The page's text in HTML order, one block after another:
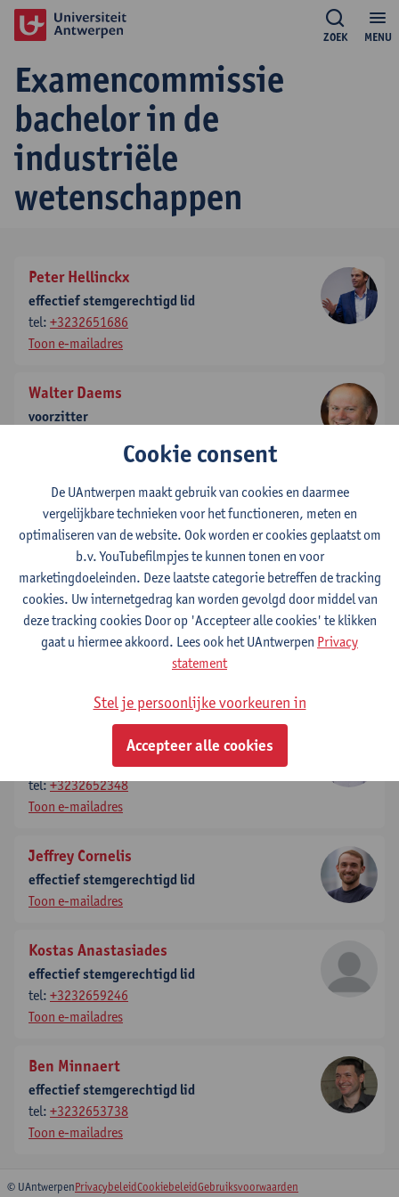
MENU
ZOEK
Examencommissie
bachelor in de
industriële
wetenschappen
Peter Hellinckx
effectief stemgerechtigd lid
tel: +3232651686
Toon e-mailadres
Walter Daems
voorzitter
Gunther Steenackers
plaatsvervangend secretaris
+3232651908
Toon e-mailadres
Iris Cornet
secretaris
Jonas Hereijgers
plaatsvervangend voorzitter
tel:+3232652348
Toon e-mailadres
Jeffrey Cornelis
effectief stemgerechtigd lid
Toon e-mailadres
Kostas Anastasiades
effectief stemgerechtigd lid
tel: +3232659246
Toon e-mailadres
Ben Minnaert
effectief stemgerechtigd lid
tel: +3232653738
Toon e-mailadres
© UAntwerpenPrivacybeleidCookiebeleidGebruiksvoorwaarden
Cookie consent
De UAntwerpen maakt gebruik van cookies en daarmee
vergelijkbare technieken voor het functioneren, meten en
optimaliseren van de website. Ook worden er cookies geplaatst om
b.v. YouTubefilmpjes te kunnen tonen en voor
marketingdoeleinden. Deze laatste categorie betreffen de tracking
cookies. Uw internetgedrag kan worden gevolgd door middel van
deze tracking cookies Door op 'Accepteer alle cookies' te klikken
gaat u hiermee akkoord. Lees ook het UAntwerpen Privacy
statement
Stel je persoonlijke voorkeuren in
Accepteer alle cookies